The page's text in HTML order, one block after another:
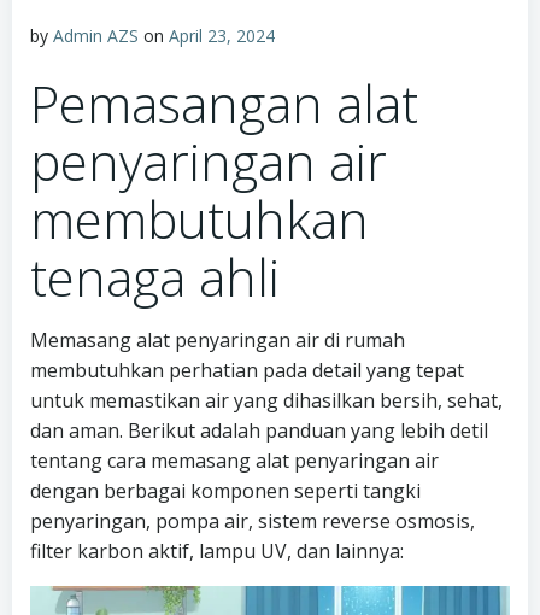
by Admin AZS on April 23, 2024
Pemasangan alat
penyaringan air
membutuhkan
tenaga ahli
Memasang alat penyaringan air di rumah
membutuhkan perhatian pada detail yang tepat
untuk memastikan air yang dihasilkan bersih, sehat,
dan aman. Berikut adalah panduan yang lebih detil
tentang cara memasang alat penyaringan air
dengan berbagai komponen seperti tangki
penyaringan, pompa air, sistem reverse osmosis,
filter karbon aktif, lampu UV, dan lainnya: